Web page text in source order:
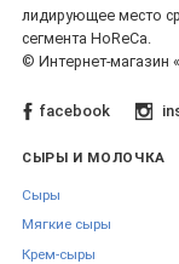
лидирующее место
сегмента HoReCa.
© Интернет-магазин
facebook
СЫРЫ И МОЛОЧКА
Сыры
Мягкие сыры
Крем-сыры